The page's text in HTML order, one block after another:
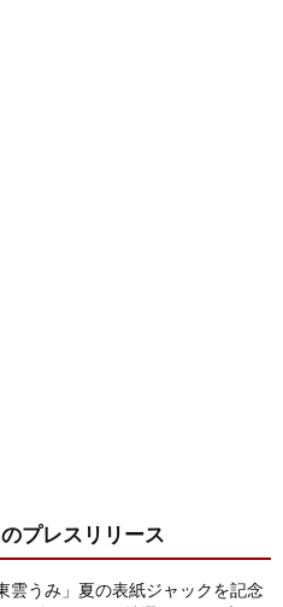
のプレスリリース
雲うみ」夏の表紙ジャックを記念